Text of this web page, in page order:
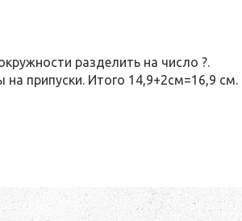
разделить на число ?.
припуски. Итого 14,9+2см=16,9 см.